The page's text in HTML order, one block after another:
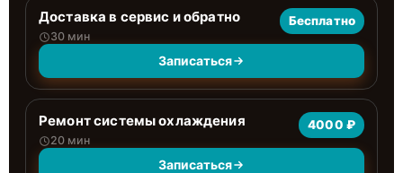
Доставка в сервис и обратно
30 мин
Бесплатно
Записаться
Ремонт системы охлаждения
20 мин
4000 ₽
Записаться